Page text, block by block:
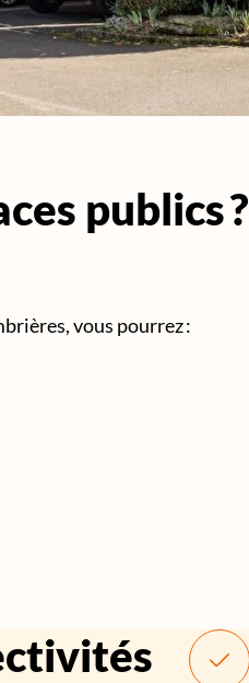
publics ?
vous pourrez :